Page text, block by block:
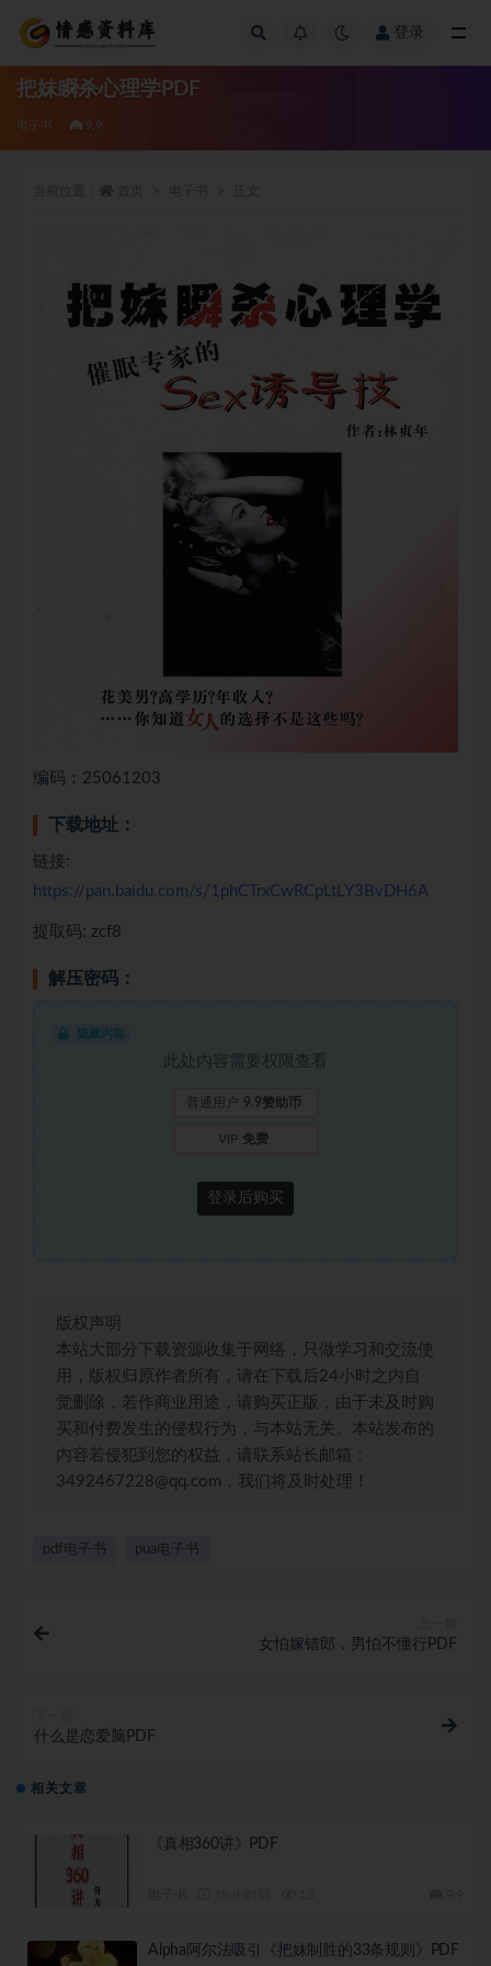
登录
把妹瞬杀心理学PDF
电子书 9.9
编码：25061203
下载地址：
链接:
https://pan.baidu.com/s/1phCTrxCwRCpLtLY3BvDH6A
提取码: zcf8
解压密码：
隐藏内容
此处内容需要权限查看
普通用户 9.9赞助币
VIP 免费
登录后购买
版权声明
本站大部分下载资源收集于网络，只做学习和交流使
用，版权归原作者所有，请在下载后24小时之内自
觉删除，若作商业用途，请购买正版，由于未及时购
买和付费发生的侵权行为，与本站无关。本站发布的
内容若侵犯到您的权益，请联系站长邮箱：
3492467228@qq.com，我们将及时处理！
pdf电子书 pua电子书
女怕嫁错郎，男怕不懂行PDF
什么是恋爱脑PDF
相关文章
《真相360讲》PDF
Alpha阿尔法吸引《把妹制胜的33条规则》PDF